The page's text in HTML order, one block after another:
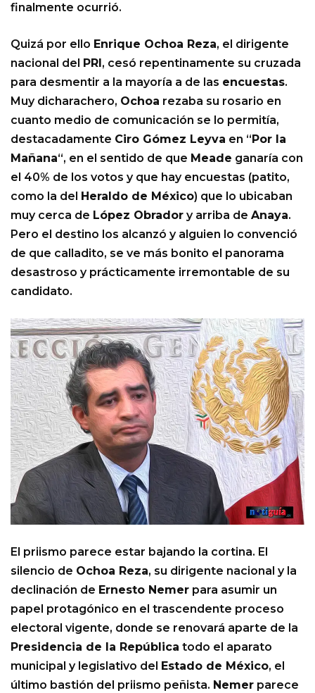
finalmente ocurrió.
Quizá por ello Enrique Ochoa Reza, el dirigente
nacional del PRI, cesó repentinamente su cruzada
para desmentir a la mayoría a de las encuestas.
Muy dicharachero, Ochoa rezaba su rosario en
cuanto medio de comunicación se lo permitía,
destacadamente Ciro Gómez Leyva en “Por la
Mañana“, en el sentido de que Meade ganaría con
el 40% de los votos y que hay encuestas (patito,
como la del Heraldo de México) que lo ubicaban
muy cerca de López Obrador y arriba de Anaya.
Pero el destino los alcanzó y alguien lo convenció
de que calladito, se ve más bonito el panorama
desastroso y prácticamente irremontable de su
candidato.
El priismo parece estar bajando la cortina. El
silencio de Ochoa Reza, su dirigente nacional y la
declinación de Ernesto Nemer para asumir un
papel protagónico en el trascendente proceso
electoral vigente, donde se renovará aparte de la
Presidencia de la República todo el aparato
municipal y legislativo del Estado de México, el
último bastión del priismo peñista. Nemer parece